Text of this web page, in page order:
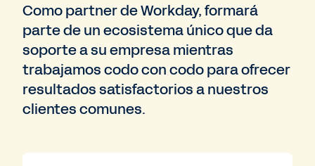
Como partner de Workday, formará
parte de un ecosistema único que da
soporte a su empresa mientras
trabajamos codo con codo para ofrecer
resultados satisfactorios a nuestros
clientes comunes.